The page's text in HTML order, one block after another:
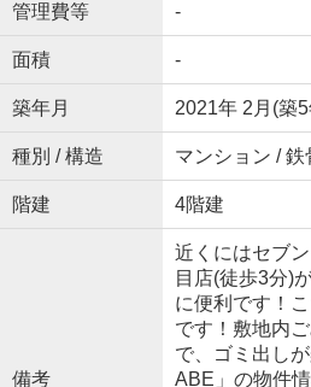
管理費等 -
面積 -
築年月 2021年 2月(築
種別 / 構造 マンション / 鉄
階建 4階建
備考
近くにはセブ
目店(徒歩3分)
に便利です！
です！敷地内
で、ゴミ出し
ABE」の物件